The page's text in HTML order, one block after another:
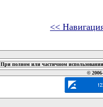
<<
При полном или частичном
©